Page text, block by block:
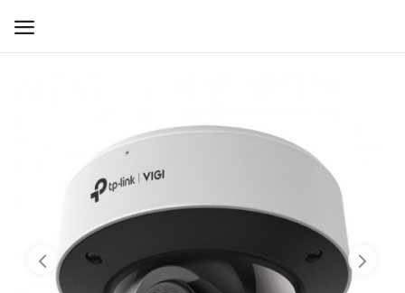
РЕШЕНИЯ ДЛЯ ДОМА
ДЛЯ ОПЕРАТОРОВ СВЯЗИ
Избранное